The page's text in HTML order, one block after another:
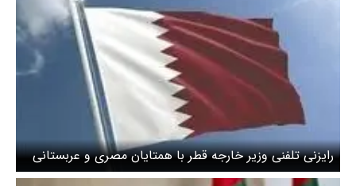
رایزنی تلفنی وزیر خارجه قطر با همتایان مصری و عربستانی
درباره تحولات منطقه